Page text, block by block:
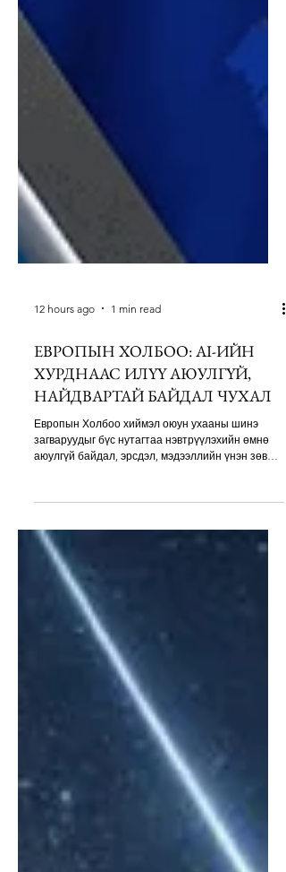
ЕВРОПЫН ХОЛБОО: AI-ИЙН
ХУРДНААС ИЛҮҮ АЮУЛГҮЙ,
НАЙДВАРТАЙ БАЙДАЛ ЧУХАЛ
Европын Холбоо хиймэл оюун ухааны шинэ
байдал, хэрэглэгчийн эрхэд үзүүлэх нөлөөллийг
хоногоос эхлэн хэрэгжүүлж эхэллээ. Шинэ журам
нь OpenAI, Google, Anthropic зэрэг компаниудын
AI загваруудыг зах зээлд гаргахаас өмнө нэмэлт
шаардлага хангах, эрсдэлийн үнэлгээ хийх,
шаардлагатай тохиолдолд хамгаалалтын арга
хэмжээг баталгаажуулах боломжийг Европы